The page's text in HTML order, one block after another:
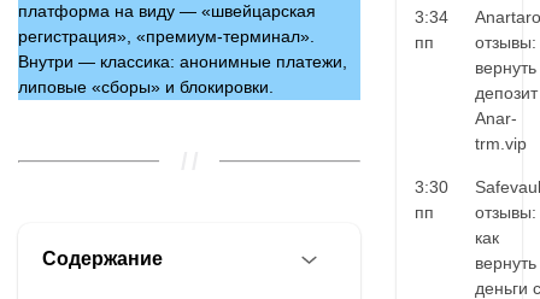
платформа на виду — «швейцарская
регистрация», «премиум‑терминал».
Внутри — классика: анонимные платежи,
липовые «сборы» и блокировки.
Содержание
3:34
пп
отзывы:
вернуть
Anar-
trm.vip
3:30
пп
отзывы:
как
вернуть
деньги с